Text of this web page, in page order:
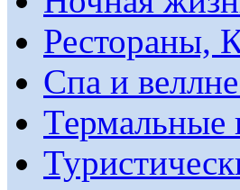
Рестораны,
Спа и
Термальные